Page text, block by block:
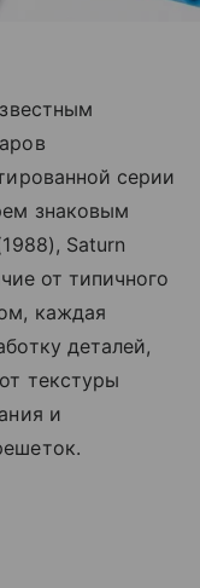
серии
знаковым
Saturn
от типичного
каждая
деталей,
текстуры
и